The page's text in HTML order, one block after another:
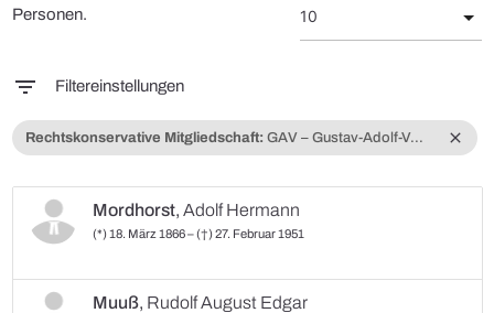
Personen.
filter_list Filtereinstellungen
close
Rechtskonservative Mitgliedschaft: GAV – Gustav-Adolf-Verein
Mordhorst, Adolf Hermann
(*) 18. März 1866 – (†) 27. Februar 1951
Muuß, Rudolf August Edgar